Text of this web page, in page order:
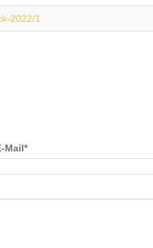
2022/1
Mail*